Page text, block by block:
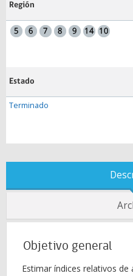
Región
Estado
Terminado
Objetivo general
Estimar índices relativos de